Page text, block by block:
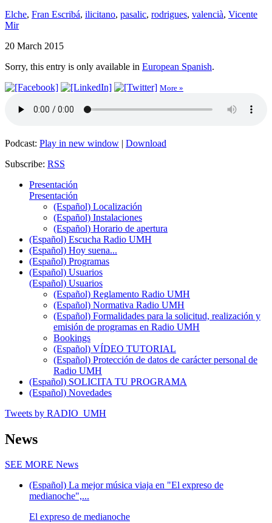
Elche, Fran Escribá, ilicitano, pasalic, rodrigues, valencià, Vicente
Mir
20 March 2015
Sorry, this entry is only available in European Spanish.
More »
Podcast: Play in new window | Download
Subscribe: RSS
Presentación
Presentación
(Español) Localización
(Español) Instalaciones
(Español) Horario de apertura
(Español) Escucha Radio UMH
(Español) Hoy suena...
(Español) Programas
(Español) Usuarios
(Español) Usuarios
(Español) Reglamento Radio UMH
(Español) Normativa Radio UMH
(Español) Formalidades para la solicitud, realización y
emisión de programas en Radio UMH
Bookings
(Español) VÍDEO TUTORIAL
(Español) Protección de datos de carácter personal de
Radio UMH
(Español) SOLICITA TU PROGRAMA
(Español) Novedades
Tweets by RADIO_UMH
News
SEE MORE News
(Español) La mejor música viaja en "El expreso de
medianoche",...
El expreso de medianoche